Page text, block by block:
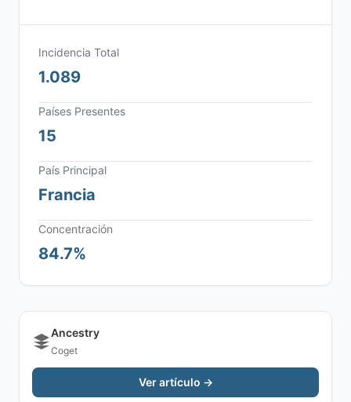
Incidencia Total
1.089
Países Presentes
15
País Principal
Francia
Concentración
84.7%
Ancestry
Coget
Ver artículo →